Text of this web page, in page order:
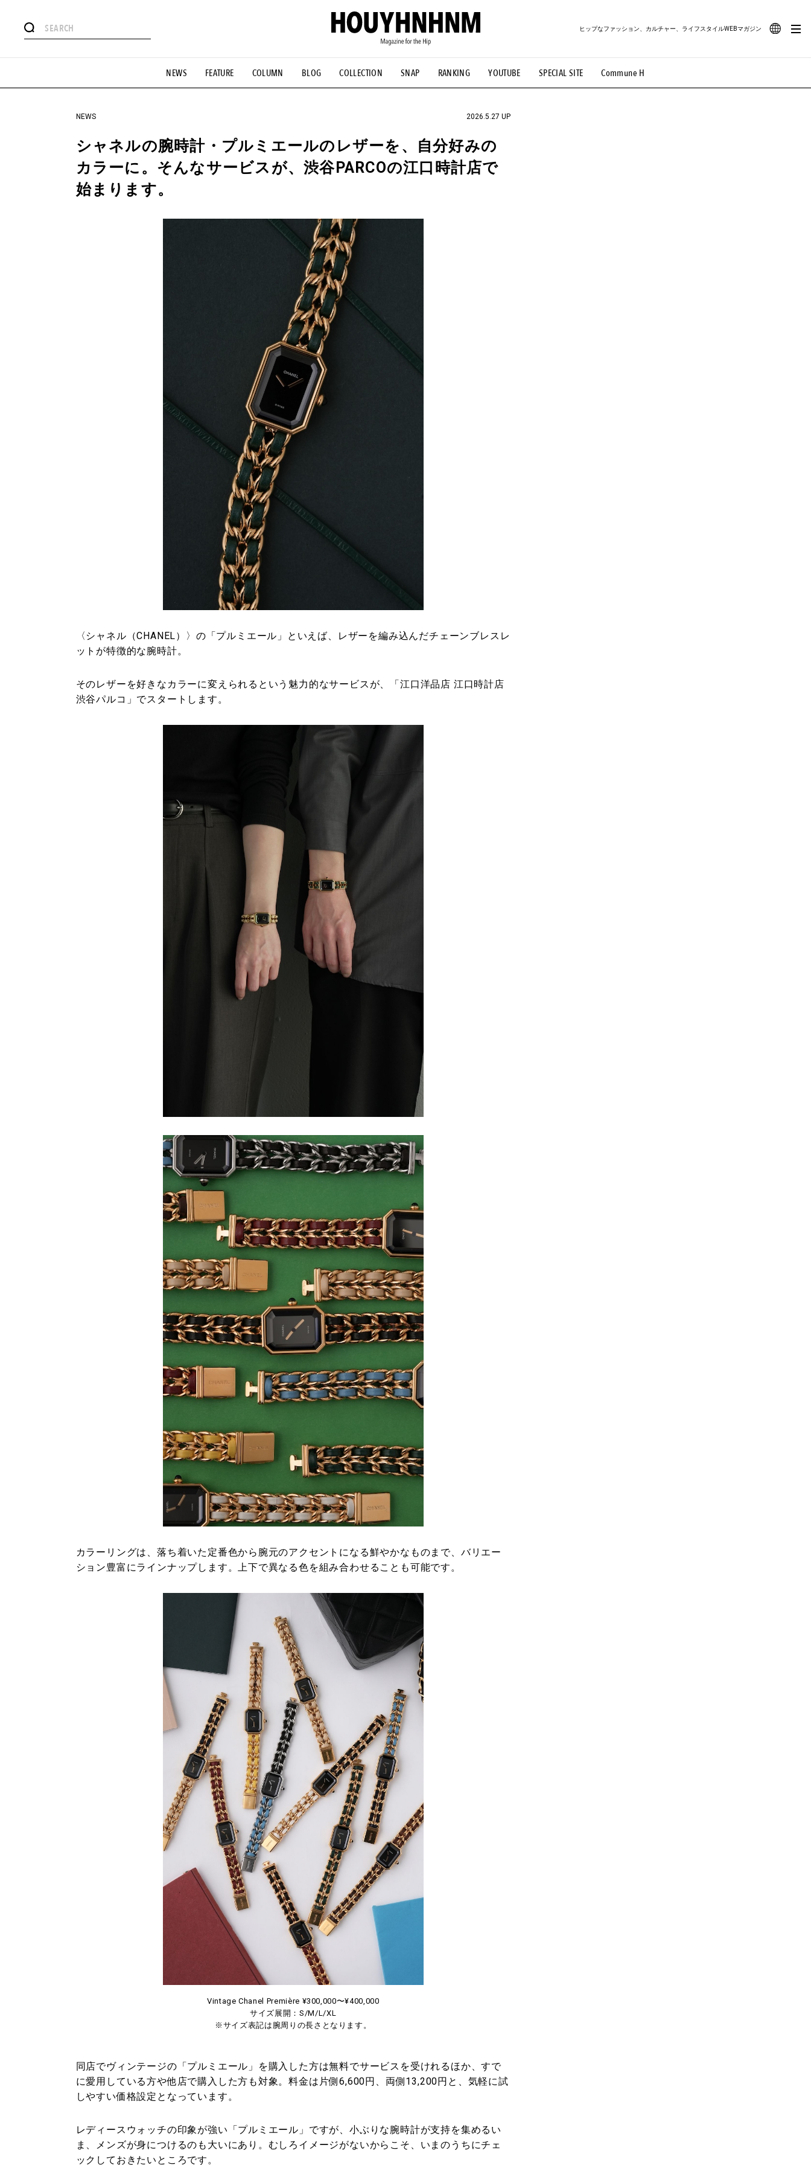
NEWS FEATURE COLUMN BLOG COLLECTION SNAP RANKING YOUTUBE SPECIAL SITE Commune H
ヒップなファッション、カルチャー、ライフスタイルWEBマガジン
#憧れの逸品 #ESSENTIAL DESIGNS #古着サミット #NEW VINTAGE #マイナーグッド図鑑 #路地裏てぃーん。 #MONTHLY JOURNAL
#GH 銘品の所以 #フイナムのYouTube #Commune H #FOCUS IT #AH.H #ととけん #FASHION #MUSIC #MOVIE #LIFESTYLE #SNEAKER #OUTDOOR
#HANDSOME HANDBOOK
NEWS 2026.5.27 UP
シャネルの腕時計・プルミエールのレザーを、自分好みの
カラーに。そんなサービスが、渋谷PARCOの江口時計店で
始まります。
〈シャネル（CHANEL）〉の「プルミエール」といえば、レザーを編み込んだチェーンブレスレ
ットが特徴的な腕時計。
そのレザーを好きなカラーに変えられるという魅力的なサービスが、「江口洋品店 江口時計店
渋谷パルコ」でスタートします。
カラーリングは、落ち着いた定番色から腕元のアクセントになる鮮やかなものまで、バリエー
ション豊富にラインナップします。上下で異なる色を組み合わせることも可能です。
Vintage Chanel Première ¥300,000〜¥400,000
サイズ展開：S/M/L/XL
※サイズ表記は腕周りの⻑さとなります。
同店でヴィンテージの「プルミエール」を購入した方は無料でサービスを受けれるほか、すで
に愛用している方や他店で購入した方も対象。料金は片側6,600円、両側13,200円と、気軽に試
しやすい価格設定となっています。
レディースウォッチの印象が強い「プルミエール」ですが、小ぶりな腕時計が支持を集めるい
ま、メンズが身につけるのも大いにあり。むしろイメージがないからこそ、いまのうちにチェ
ックしておきたいところです。